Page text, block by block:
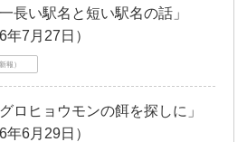
長い駅名と短い駅名の話」
年7月27日）
報）
ロヒョウモンの餌を探しに」
年6月29日）